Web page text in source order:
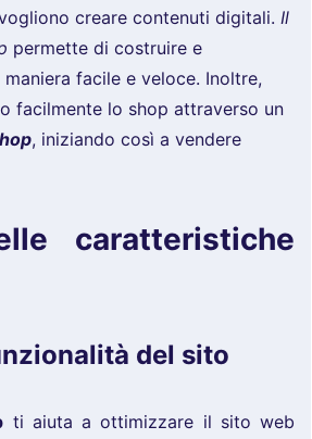
creare contenuti digitali. Il
permette di costruire e
facile e veloce. Inoltre,
facilmente lo shop attraverso un
, iniziando così a vendere
caratteristiche
del sito
ti aiuta a ottimizzare il sito web